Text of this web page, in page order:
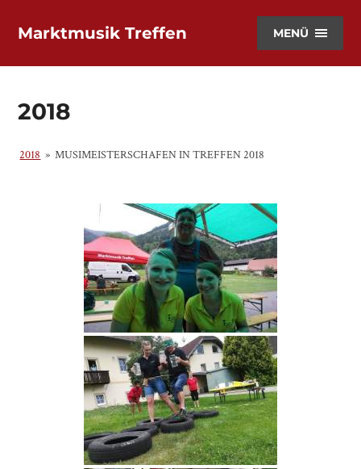
Marktmusik Treffen MENÜ
2018
2018 » MUSIMEISTERSCHAFEN IN TREFFEN 2018